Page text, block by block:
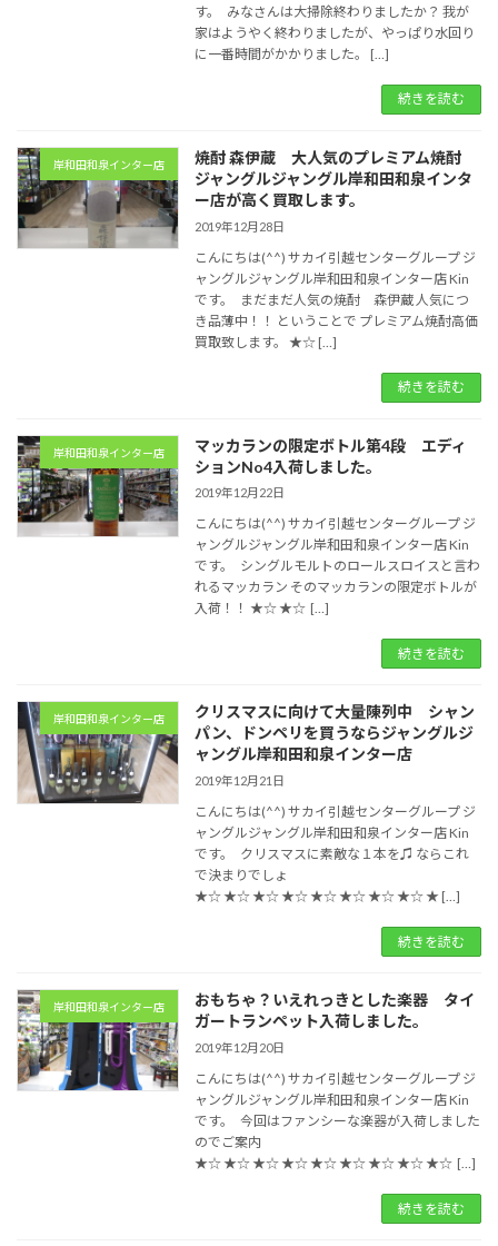
す。 みなさんは大掃除終わりましたか？ 我が
家はようやく終わりましたが、やっぱり水回り
に一番時間がかかりました。 […]
続きを読む
岸和田和泉インター店
焼酎 森伊蔵 大人気のプレミアム焼酎
ジャングルジャングル岸和田和泉インタ
ー店が高く買取します。
2019年12月28日
こんにちは(^^) サカイ引越センターグループ ジ
ャングルジャングル岸和田和泉インター店 Kin
です。 まだまだ人気の焼酎 森伊蔵 人気につ
き品薄中！！ ということで プレミアム焼酎高価
買取致します。 ★☆ […]
続きを読む
岸和田和泉インター店
マッカランの限定ボトル第4段 エディ
ションNo4入荷しました。
2019年12月22日
こんにちは(^^) サカイ引越センターグループ ジ
ャングルジャングル岸和田和泉インター店 Kin
です。 シングルモルトのロールスロイスと言わ
れるマッカラン そのマッカランの限定ボトルが
入荷！！ ★☆ ★☆ […]
続きを読む
岸和田和泉インター店
クリスマスに向けて大量陳列中 シャン
パン、ドンペリを買うならジャングルジ
ャングル岸和田和泉インター店
2019年12月21日
こんにちは(^^) サカイ引越センターグループ ジ
ャングルジャングル岸和田和泉インター店 Kin
です。 クリスマスに素敵な１本を♫ ならこれ
で決まりでしょ
★☆ ★☆ ★☆ ★☆ ★☆ ★☆ ★☆ ★☆ ★ […]
続きを読む
岸和田和泉インター店
おもちゃ？いえれっきとした楽器 タイ
ガートランペット入荷しました。
2019年12月20日
こんにちは(^^) サカイ引越センターグループ ジ
ャングルジャングル岸和田和泉インター店 Kin
です。 今回はファンシーな楽器が入荷しました
のでご案内
★☆ ★☆ ★☆ ★☆ ★☆ ★☆ ★☆ ★☆ ★☆ […]
続きを読む